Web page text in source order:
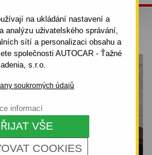
na ukládání nastavení a
analýzu uživatelského správání,
sítí a personalizaci obsahu a
společnosti AUTOCAR - Ťažné
s.r.o.
soukromých údajů
COOKIES
VŠE
informací
FORD FIESTA -
SYSTÉM